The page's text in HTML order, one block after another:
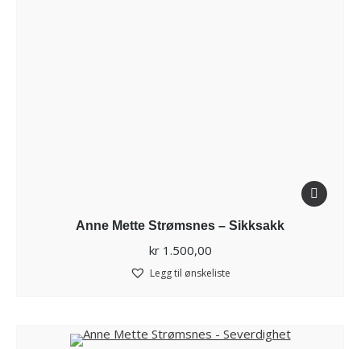
Anne Mette Strømsnes – Sikksakk
kr1.500,00
Legg til ønskeliste